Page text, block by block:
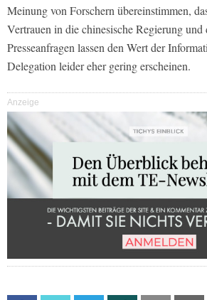
Meinung von Forschern übereinstimmen,
Vertrauen in die chinesische Regierung
Presseanfragen lassen den Wert der
Delegation leider eher gering erscheinen.
Anzeige